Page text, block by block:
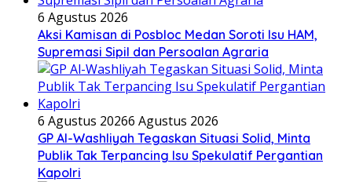
6 Agustus 2026
Aksi Kamisan di Posbloc Medan Soroti Isu HAM,
Supremasi Sipil dan Persoalan Agraria
6 Agustus 20266 Agustus 2026
GP Al-Washliyah Tegaskan Situasi Solid, Minta
Publik Tak Terpancing Isu Spekulatif Pergantian
Kapolri